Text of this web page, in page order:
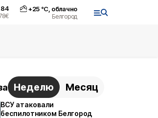
€
+25°С, облачно
Белгород
Неделю Месяц
ВСУ атаковали
беспилотником Белгород